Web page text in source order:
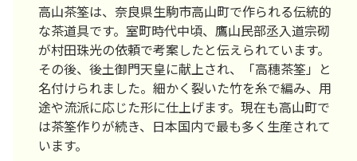
高山茶筌は、奈良県生駒市高山町で作られる伝統的
な茶道具です。室町時代中頃、鷹山民部丞入道宗砌
が村田珠光の依頼で考案したと伝えられています。
その後、後土御門天皇に献上され、「高穗茶筌」と
名付けられました。細かく裂いた竹を糸で編み、用
途や流派に応じた形に仕上げます。現在も高山町で
は茶筌作りが続き、日本国内で最も多く生産されて
います。